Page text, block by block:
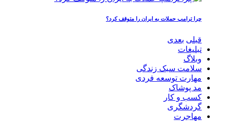
چرا ترامپ حملات به ایران را متوقف کرد؟
قبلی بعدی
تبلیغات
وبلاگ
سلامت سبک زندگی
مهارت توسعه فردی
مد پوشاک
کسب و کار
گردشگری
مهاجرت